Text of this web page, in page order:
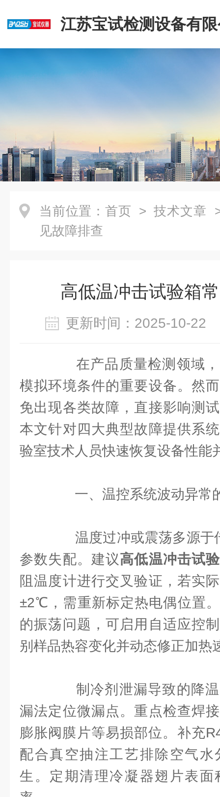
江苏宝试检测设备有
当前位置： 首页 > 技术文章
见故障排查
高低温冲击试验箱
更新时间：2025-10-
在产品质量检测领域，
模拟环境条件的重要设备。然
免出现各类故障，直接影响测
本文针对四大典型故障提供系
验室技术人员快速恢复设备性能
一、温控系统波动异常
温度过冲或震荡多源于
参数失配。建议高低温冲击试
阻温度计进行交叉验证，若实
±2℃，需重新标定热电偶位置
的振荡问题，可启用自适应控
别样品热容变化并动态修正加热
制冷剂泄漏导致的降温
漏法定位微漏点。重点检查焊
膨胀阀膜片等易损部位。补充
配合真空抽注工艺排除空气
生。定期清理冷凝器翅片表面